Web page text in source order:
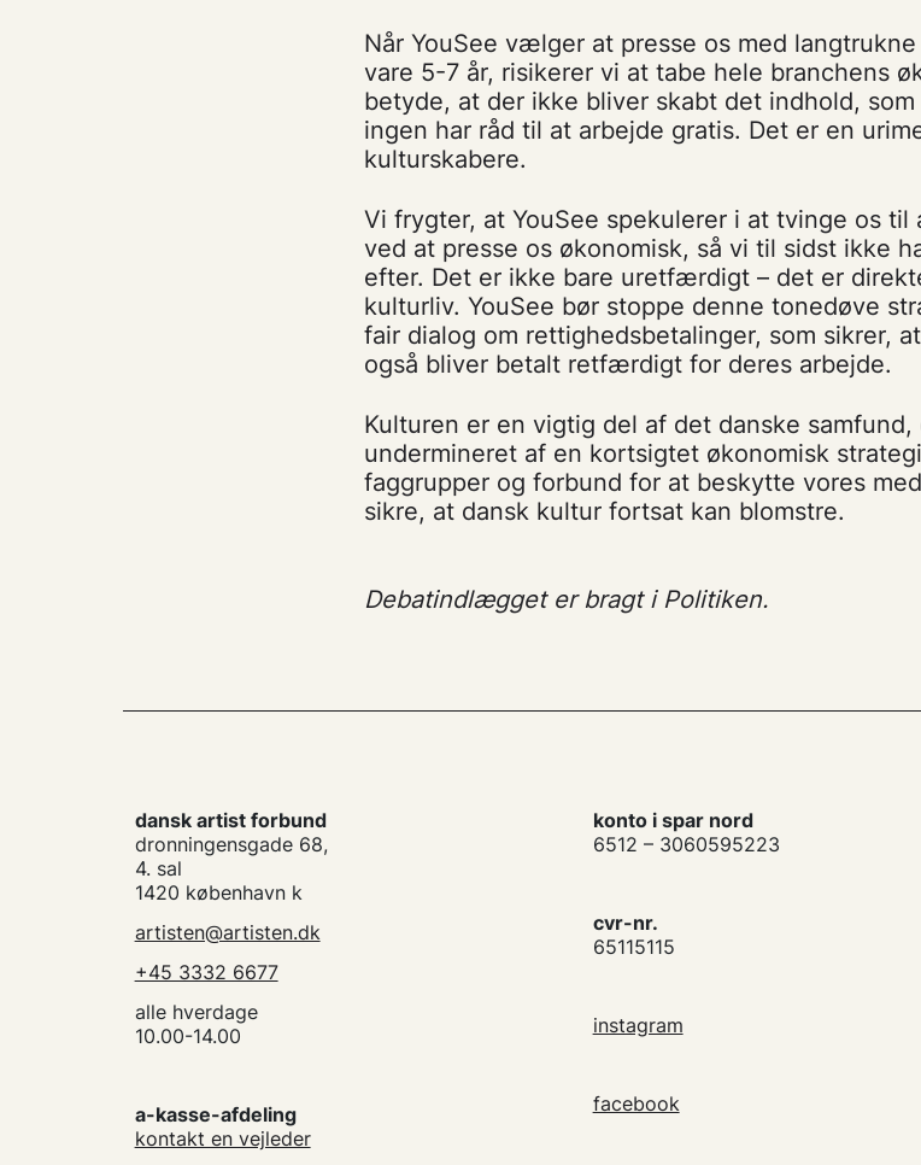
Når YouSee vælger at presse os med
vare 5-7 år, risikerer vi at tabe hele branchens
betyde, at der ikke bliver skabt det indhold,
ingen har råd til at arbejde gratis. Det er en
kulturskabere.
Vi frygter, at YouSee spekulerer i at tvinge os
ved at presse os økonomisk, så vi til sidst ikke
efter. Det er ikke bare uretfærdigt – det er
kulturliv. YouSee bør stoppe denne tonedøve
fair dialog om rettighedsbetalinger, som sikrer,
også bliver betalt retfærdigt for deres arbejde.
Kulturen er en vigtig del af det danske
undermineret af en kortsigtet økonomisk
faggrupper og forbund for at beskytte vores
sikre, at dansk kultur fortsat kan blomstre.
Debatindlægget er bragt i Politiken.
dansk artist forbund
dronningensgade 68,
4. sal
1420 københavn k
artisten@artisten.dk
+45 3332 6677
alle hverdage
10.00-14.00
a-kasse-afdeling
kontakt en vejleder
konto i spar nord
6512 – 3060595223
cvr-nr.
65115115
instagram
facebook